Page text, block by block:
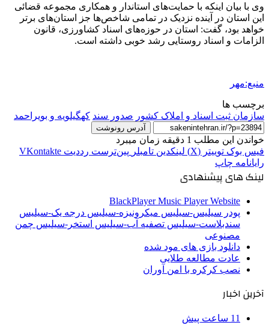
وی با بیان اینکه با حمایت‌های استاندار و همکاری مجموعه قضائی
این استان در آینده نزدیک در تمامی شاخص‌ها جز استان‌های برتر
خواهد بود، گفت: استان در حوزه‌های اسناد کشاورزی، قانون
الزامات و اسناد روستایی رشد خوبی داشته است.
منبع:مهر
برچسب ها
سازمان ثبت اسناد و املاک کشور صدور سند کهگیلویه و بویراحمد
آدرس رونوشت
خواندن این مطلب 1 دقیقه زمان میبرد
فیس بوک توییتر (X) لینکدین ‫تامبلر ‫پین‌ترست ‫رددیت ‫VKontakte
رایانامه چاپ
لینک های پیشنهادی
BlackPlayer Music Player Website
پودر سیلیس-سیلیس میکرونیزه-سیلیس درجه یک-سیلیس
سندبلاست-سیلیس تصفیه آب-سیلیس استخر-سیلیس چمن
مصنوعی
دانلود بازی های مود شده
عادت مطالعه طلایی
نصب کرکره با امن آوران
آخرین اخبار
11 ساعت پیش